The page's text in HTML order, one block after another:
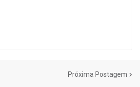
Próxima Postagem